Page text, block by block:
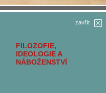
zavřít
FILOZOFIE,
IDEOLOGIE A
NÁBOŽENSTVÍ